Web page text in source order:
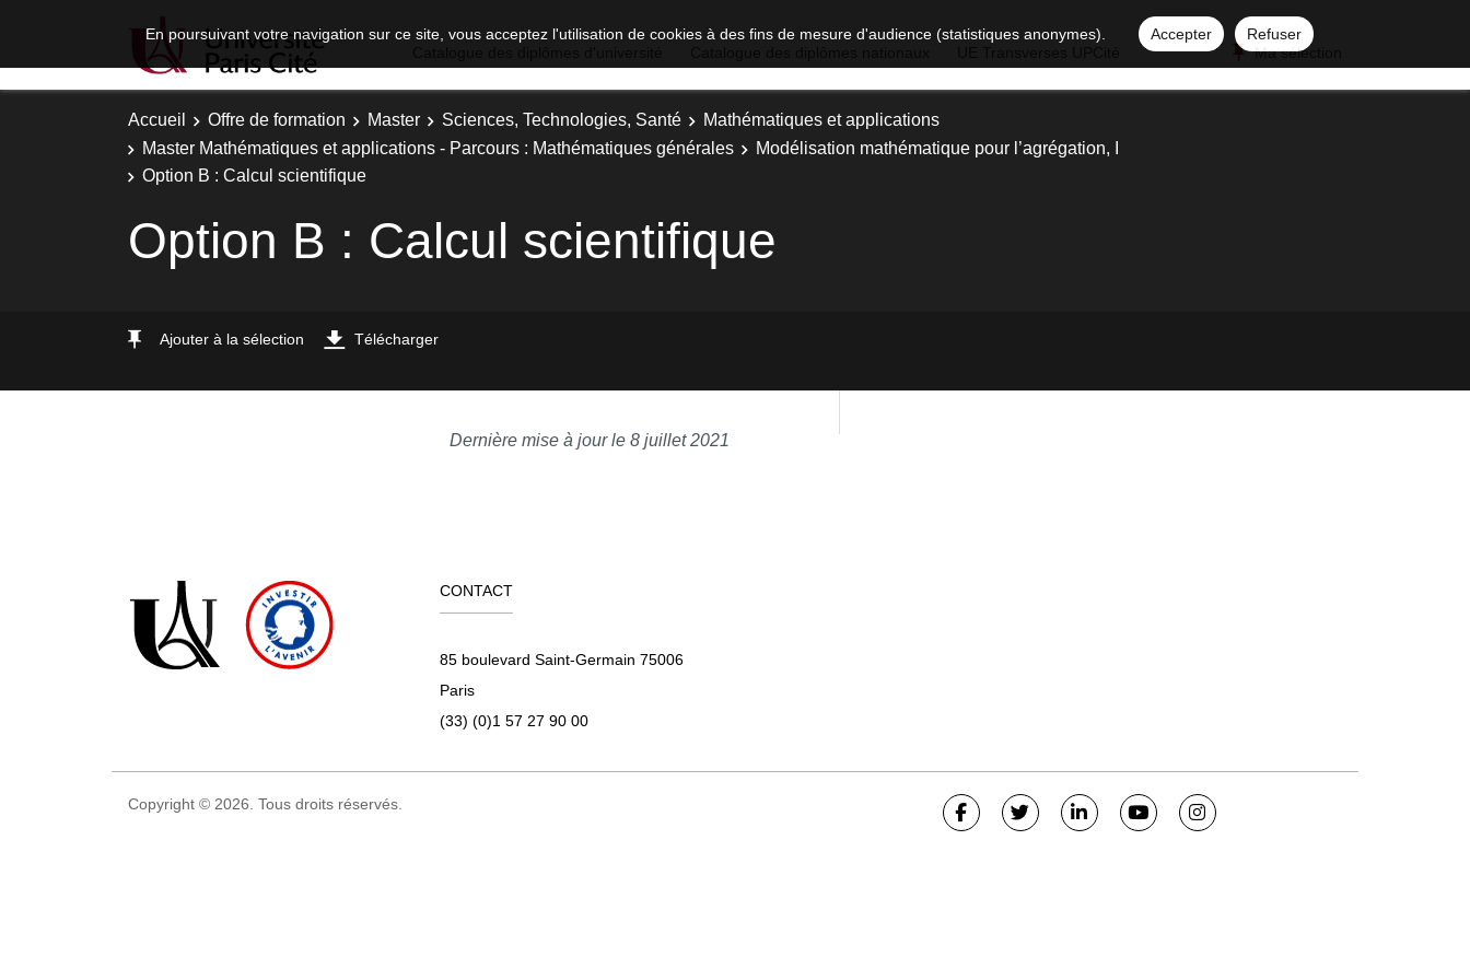
En poursuivant votre navigation sur ce site, vous acceptez l'utilisation de cookies à des fins de mesure d'audience (statistiques anonymes). Accepter
Refuser
Ma sélection
Accueil Offre de formation Master Sciences, Technologies, Santé
Mathématiques et applications
Master Mathématiques et applications - Parcours : Mathématiques générales
Modélisation mathématique pour l’agrégation, I
Option B : Calcul scientifique
Option B : Calcul scientifique
Ajouter à la sélection Télécharger
Dernière mise à jour le 8 juillet 2021
CONTACT
85 boulevard Saint-Germain 75006
Paris
(33) (0)1 57 27 90 00
Copyright © 2026. Tous droits réservés.